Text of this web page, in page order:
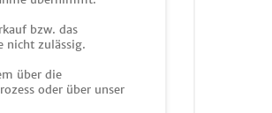
bzw. das
nicht zulässig.
über die
oder über unser